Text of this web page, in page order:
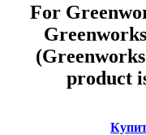
For
product